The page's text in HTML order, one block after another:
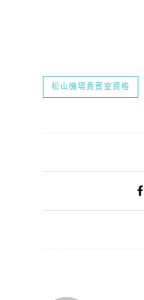
松山機場貴賓室資格